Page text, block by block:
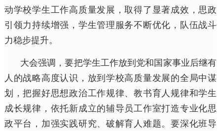
动学校学生工作高质量发展，取得了显著成效，思政
引领力持续增强，学生管理服务不断优化，队伍战斗
力稳步提升。
大会强调，要把学生工作放到党和国家事业后继有
人的战略高度认识，放到学校高质量发展的全局中谋
划，把握好思想政治工作规律、教书育人规律和学生
成长规律，依托新成立的辅导员工作室打造专业化思
政平台，加强实践研究、破解育人难题。要深化班导